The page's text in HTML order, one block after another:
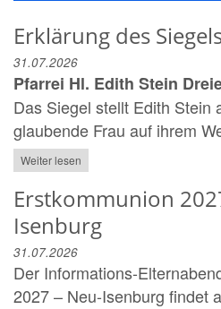
Erklärung des
31.07.2026
Pfarrei Hl. Edith Stein
Das Siegel stellt Edith Stein
glaubende Frau auf ihrem
Weiter lesen
Erstkommunion
Isenburg
31.07.2026
Der Informations-
2027 – Neu-Isenburg findet